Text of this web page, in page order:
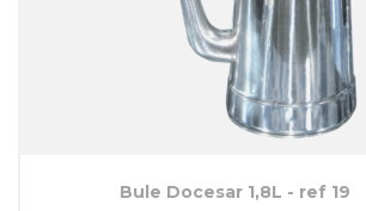
Bule Docesar 1,8L - ref 19